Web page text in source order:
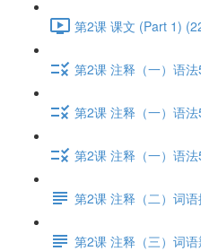
第2课 课文 (Part 1)
第2课 注释（一）语
第2课 注释（一）语
第2课 注释（一）语
第2课 注释（二）词
第2课 注释（三）词